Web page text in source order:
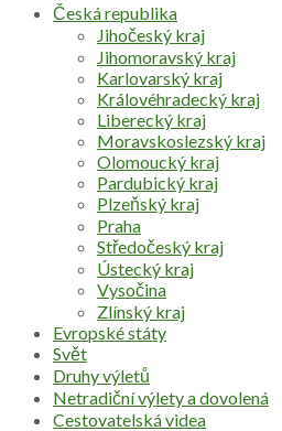
Česká republika
Jihočeský kraj
Jihomoravský kraj
Karlovarský kraj
Královéhradecký kraj
Liberecký kraj
Moravskoslezský kraj
Olomoucký kraj
Pardubický kraj
Plzeňský kraj
Praha
Středočeský kraj
Ústecký kraj
Vysočina
Zlínský kraj
Evropské státy
Svět
Druhy výletů
Netradiční výlety a dovolená
Cestovatelská videa